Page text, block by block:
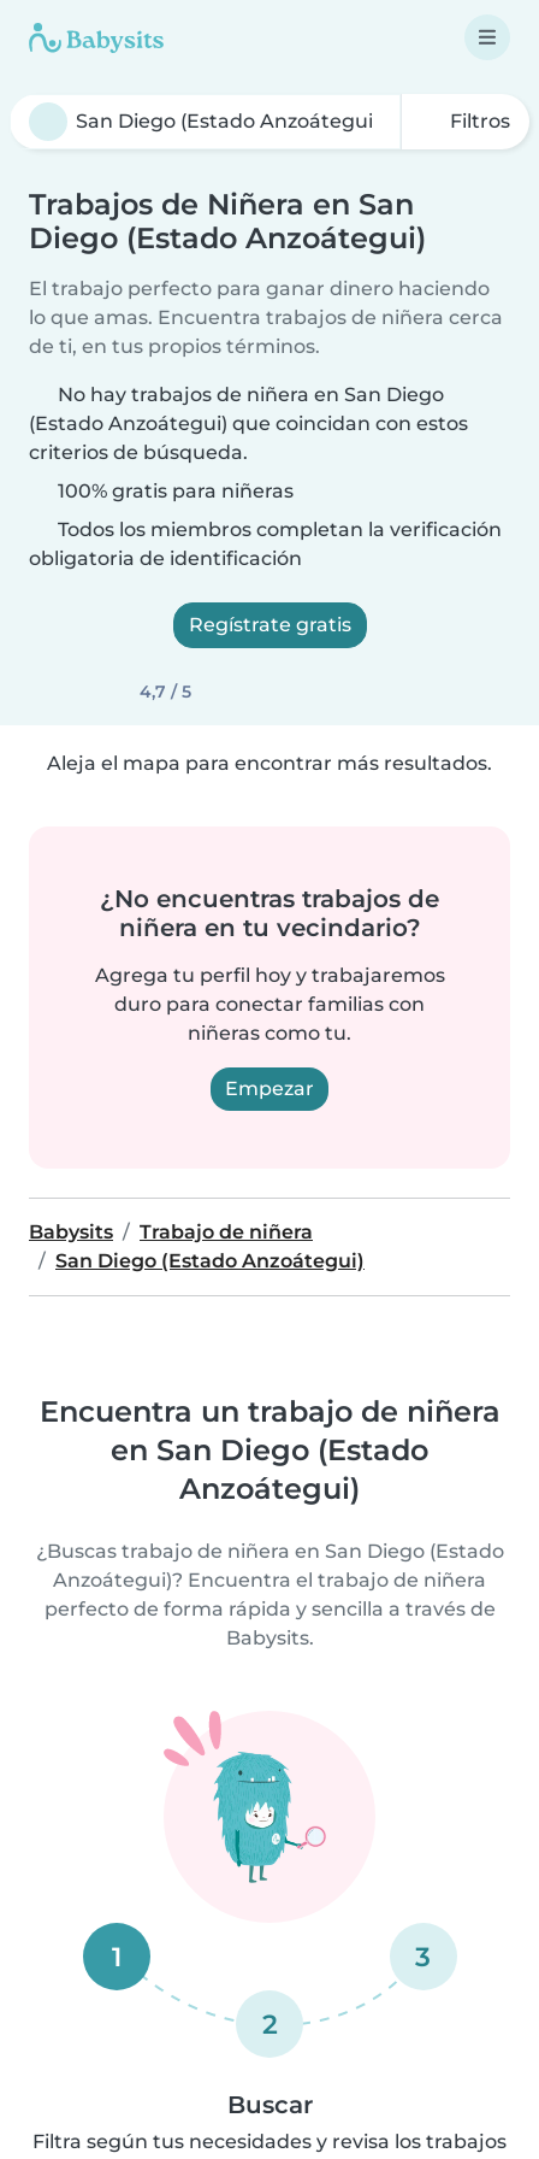
Filtros
Trabajos de Niñera en San
Diego (Estado Anzoátegui)
El trabajo perfecto para ganar dinero haciendo
lo que amas. Encuentra trabajos de niñera cerca
de ti, en tus propios términos.
No hay trabajos de niñera en San Diego
(Estado Anzoátegui) que coincidan con estos
criterios de búsqueda.
100% gratis para niñeras
Todos los miembros completan la verificación
obligatoria de identificación
Regístrate gratis
4,7 / 5
Aleja el mapa para encontrar más resultados.
¿No encuentras trabajos de
niñera en tu vecindario?
Agrega tu perfil hoy y trabajaremos
duro para conectar familias con
niñeras como tu.
Empezar
Babysits
Trabajo de niñera
San Diego (Estado Anzoátegui)
Encuentra un trabajo de niñera
en San Diego (Estado
Anzoátegui)
¿Buscas trabajo de niñera en San Diego (Estado
Anzoátegui)? Encuentra el trabajo de niñera
perfecto de forma rápida y sencilla a través de
Babysits.
1
2
3
Buscar
Filtra según tus necesidades y revisa los trabajos